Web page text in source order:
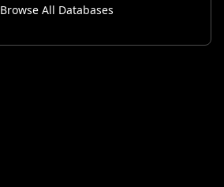
Browse All Databases